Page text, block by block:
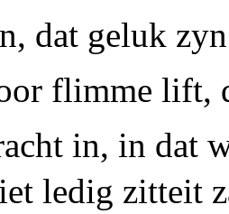
dat geluk
flimme lift,
in, in dat
ledig zitteit